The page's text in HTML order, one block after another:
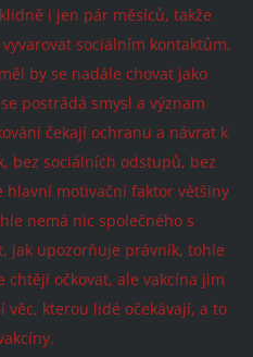
i jen pár měsíců, takže
sociálním kontaktům,
by se nadále chovat jako
postrádá smysl a význam
čekají ochranu a návrat k
bez sociálních odstupů, bez
hlavní motivační faktor většiny
nemá nic společného s
jak upozorňuje právník, tohle
očkovat, ale vakcína jim
kterou lidé očekávají, a to